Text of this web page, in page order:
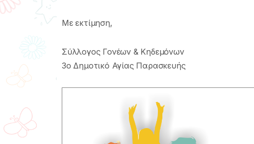
Με εκτίμηση,
Σύλλογος Γονέων & Κηδεμόνων
3ο Δημοτικό Αγίας Παρασκευής